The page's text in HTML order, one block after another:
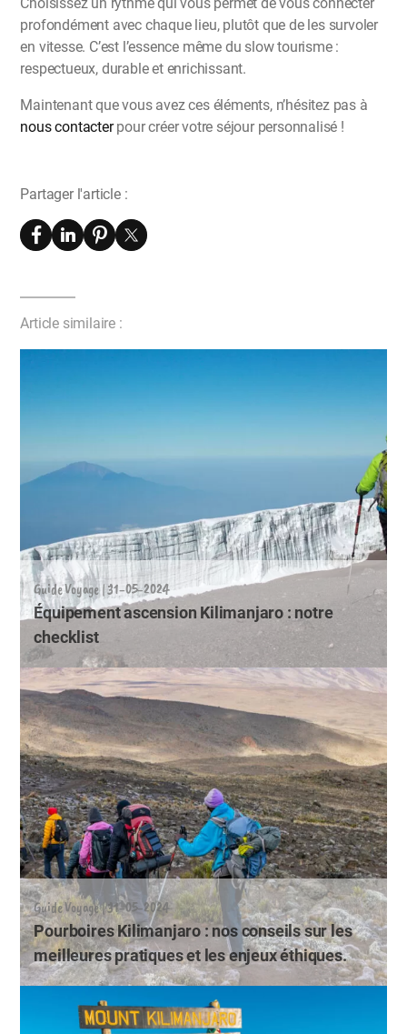
profondément avec chaque lieu, plutôt que de les survoler
en vitesse. C’est l’essence même du slow tourisme :
respectueux, durable et enrichissant.
Maintenant que vous avez ces éléments, n’hésitez pas à
nous contacterpour créer votre séjour personnalisé !
Partager l'article :
Article similaire :
Guide Voyage | 31-05-2024
Équipement ascension Kilimanjaro : notre
checklist
Guide Voyage | 31-05-2024
Pourboires Kilimanjaro : nos conseils sur les
meilleures pratiques et les enjeux éthiques.